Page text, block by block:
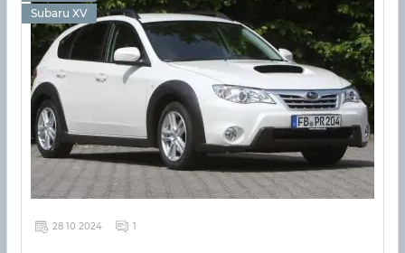
Subaru XV
28 10 2024 1